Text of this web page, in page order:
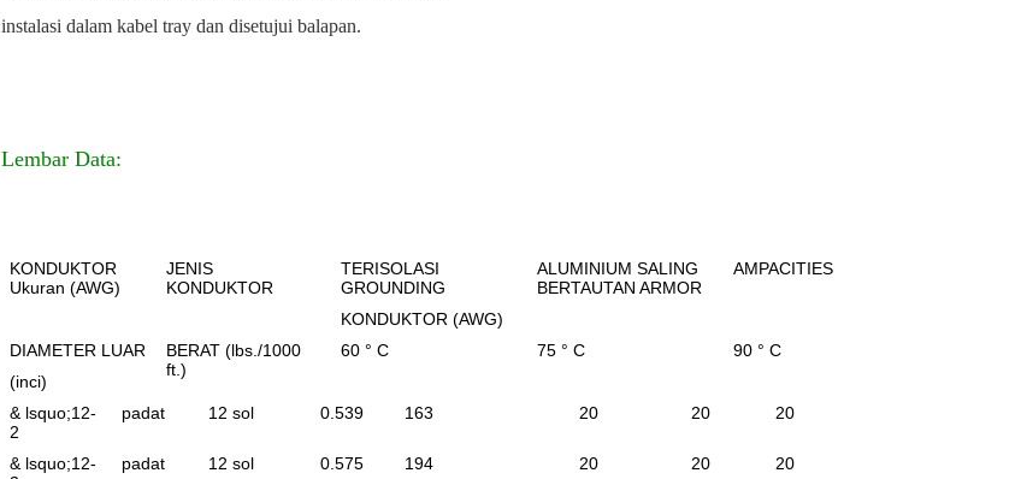
instalasi dalam kabel tray dan disetujui balapan.
Lembar Data:
KONDUKTOR
Ukuran (AWG)
JENIS
KONDUKTOR
TERISOLASI
GROUNDING
KONDUKTOR (AWG)
ALUMINIUM SALING
BERTAUTAN ARMOR
AMPACITIES
DIAMETER LUAR
(inci)
BERAT (lbs./1000
ft.)
60 ° C 75 ° C 90 ° C
& lsquo;12-
2
padat 12 sol 0.539 163 20 20 20
& lsquo;12-
padat 12 sol 0.575 194 20 20 20